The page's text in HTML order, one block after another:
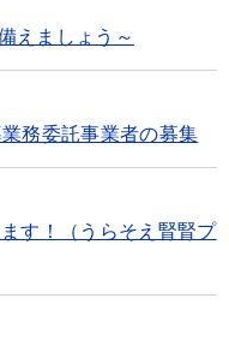
えましょう～
務委託事業者の募集
す！（うらそえ腎腎プ